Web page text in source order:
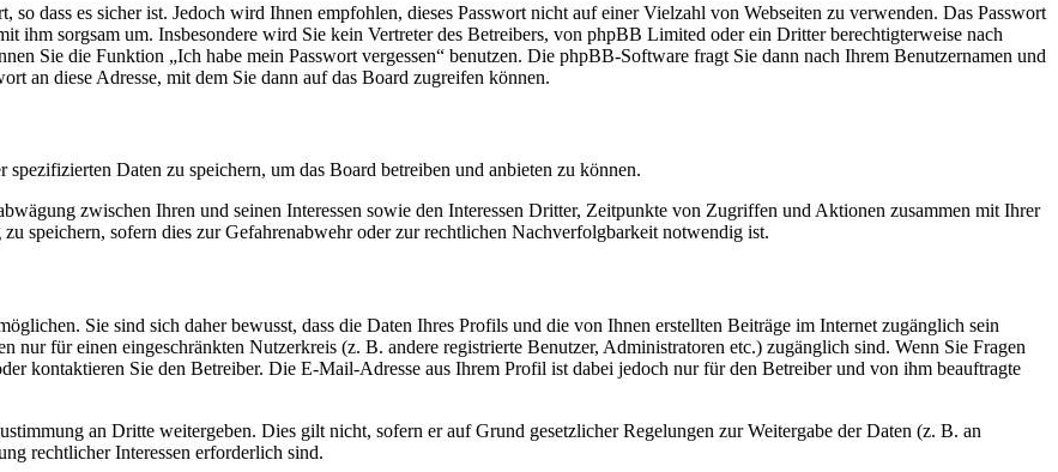
dass es sicher ist. Jedoch wird Ihnen empfohlen, dieses Passwort nicht auf einer Vielzahl von Webseiten zu verwenden. Das Passwort
ihm sorgsam um. Insbesondere wird Sie kein Vertreter des Betreibers, von phpBB Limited oder ein Dritter berechtigterweise nach
Sie die Funktion „Ich habe mein Passwort vergessen“ benutzen. Die phpBB-Software fragt Sie dann nach Ihrem Benutzernamen und
an diese Adresse, mit dem Sie dann auf das Board zugreifen können.
Daten zu speichern, um das Board betreiben und anbieten zu können.
zwischen Ihren und seinen Interessen sowie den Interessen Dritter, Zeitpunkte von Zugriffen und Aktionen zusammen mit Ihrer
speichern, sofern dies zur Gefahrenabwehr oder zur rechtlichen Nachverfolgbarkeit notwendig ist.
Sie sind sich daher bewusst, dass die Daten Ihres Profils und die von Ihnen erstellten Beiträge im Internet zugänglich sein
nur für einen eingeschränkten Nutzerkreis (z. B. andere registrierte Benutzer, Administratoren etc.) zugänglich sind. Wenn Sie Fragen
kontaktieren Sie den Betreiber. Die E-Mail-Adresse aus Ihrem Profil ist dabei jedoch nur für den Betreiber und von ihm beauftragte
an Dritte weitergeben. Dies gilt nicht, sofern er auf Grund gesetzlicher Regelungen zur Weitergabe der Daten (z. B. an
rechtlicher Interessen erforderlich sind.